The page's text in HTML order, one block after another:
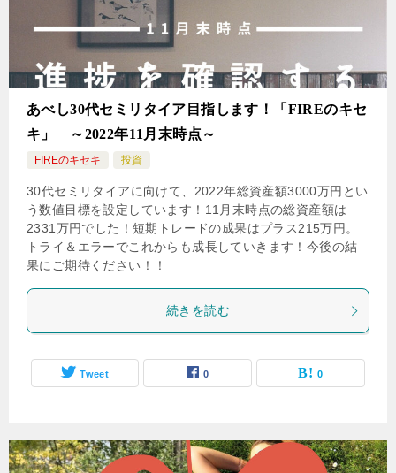
あべし30代セミリタイア目指します！「FIREのキセ
キ」 ～2022年11月末時点～
FIREのキセキ 投資
30代セミリタイアに向けて、2022年総資産額3000万円とい
う数値目標を設定しています！11月末時点の総資産額は
2331万円でした！短期トレードの成果はプラス215万円。
トライ＆エラーでこれからも成長していきます！今後の結
果にご期待ください！！
続きを読む
Tweet 0 0